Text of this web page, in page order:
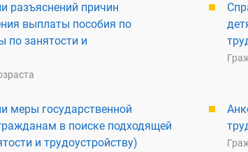
разъяснений причин
выплаты пособия по
по занятости и
меры государственной
в поиске подходящей
и трудоустройству)